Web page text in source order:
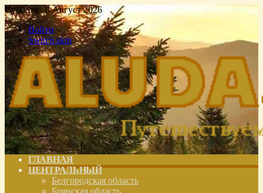
Суббота , 8 Август 2026
Войти
Switch skin
ГЛАВНАЯ
ЦЕНТРАЛЬНЫЙ
Белгородская область
Брянская область